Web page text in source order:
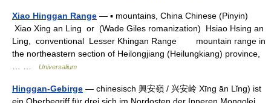
Xiao Hinggan Range — ▪ mountains, China Chinese (Pinyin)
Xiao Xing an Ling or (Wade Giles romanization) Hsiao Hsing an
Ling, conventional Lesser Khingan Range mountain range in
the northeastern section of Heilongjiang (Heilungkiang) province,
Universalium
Hinggan-Gebirge — chinesisch 興安嶺 / 兴安岭 Xīng ān Lǐng) ist